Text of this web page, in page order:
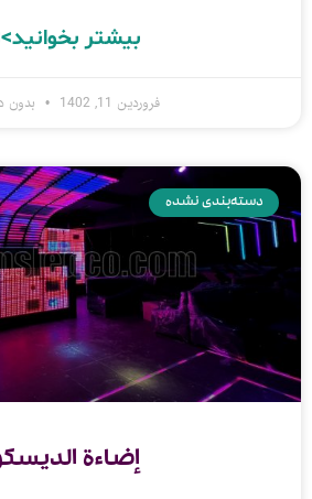
بیشتر بخوانید>>
فروردین 11, 1402 بدون دیدگاه
دسته‌بندی نشده
إضاءة الديسكو